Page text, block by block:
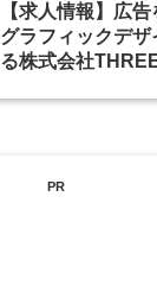
【求人情報】広
グラフィックデ
る株式会社
PR